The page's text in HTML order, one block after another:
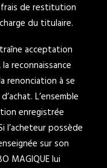
de restitution
du titulaire.
acceptation
reconnaissance
renonciation à se
L’ensemble
enregistrée
l’acheteur possède
sur son
MAGIQUE lui